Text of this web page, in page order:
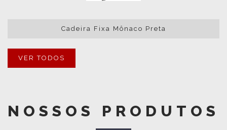
Cadeira Fixa Mônaco Preta
VER TODOS
NOSSOS PRODUTOS